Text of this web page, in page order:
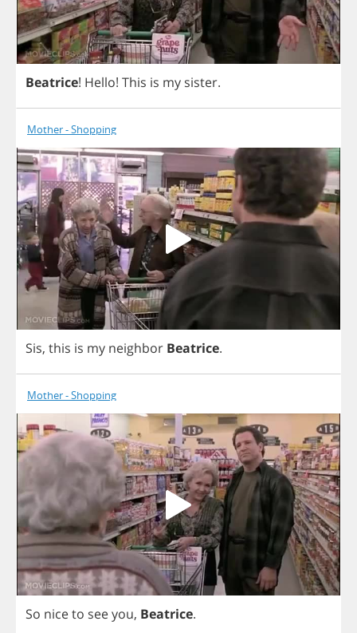
Beatrice! Hello! This is my sister.
Mother - Shopping
Sis, this is my neighbor Beatrice.
Mother - Shopping
So niceto seeyou, Beatrice.